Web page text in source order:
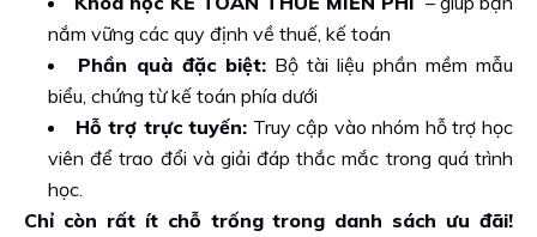
nắm vững các quy định về thuế, kế toán
Phần quà đặc biệt: Bộ tài liệu phần mềm mẫu
biểu, chứng từ kế toán phía dưới
Hỗ trợ trực tuyến: Truy cập vào nhóm hỗ trợ học
viên để trao đổi và giải đáp thắc mắc trong quá trình
học.
Chỉ còn rất ít chỗ trống trong danh sách ưu đãi!